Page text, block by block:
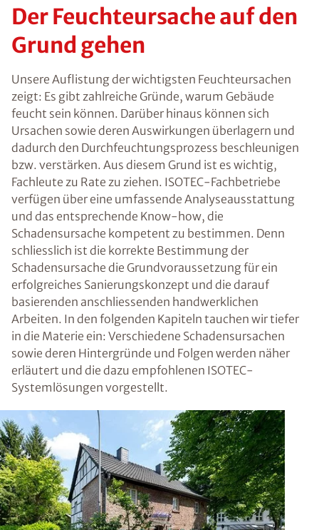
Der Feuchteursache auf den
Grund gehen
Unsere Auflistung der wichtigsten Feuchteursachen
zeigt: Es gibt zahlreiche Gründe, warum Gebäude
feucht sein können. Darüber hinaus können sich
Ursachen sowie deren Auswirkungen überlagern und
dadurch den Durchfeuchtungsprozess beschleunigen
bzw. verstärken. Aus diesem Grund ist es wichtig,
Fachleute zu Rate zu ziehen. ISOTEC-Fachbetriebe
verfügen über eine umfassende Analyseausstattung
und das entsprechende Know-how, die
Schadensursache kompetent zu bestimmen. Denn
schliesslich ist die korrekte Bestimmung der
Schadensursache die Grundvoraussetzung für ein
erfolgreiches Sanierungskonzept und die darauf
basierenden anschliessenden handwerklichen
Arbeiten. In den folgenden Kapiteln tauchen wir tiefer
in die Materie ein: Verschiedene Schadensursachen
sowie deren Hintergründe und Folgen werden näher
erläutert und die dazu empfohlenen ISOTEC-
Systemlösungen vorgestellt.